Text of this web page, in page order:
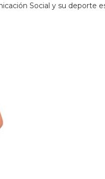
Social y su deporte